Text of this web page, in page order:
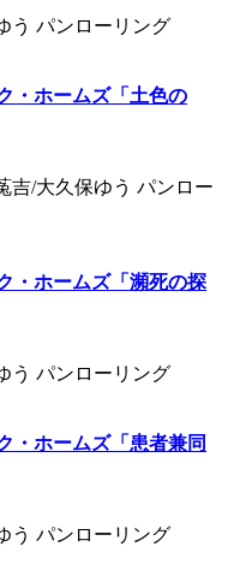
う パンローリング
・ホームズ「土色の
吉/大久保ゆう パンロー
・ホームズ「瀕死の探
う パンローリング
・ホームズ「患者兼同
う パンローリング